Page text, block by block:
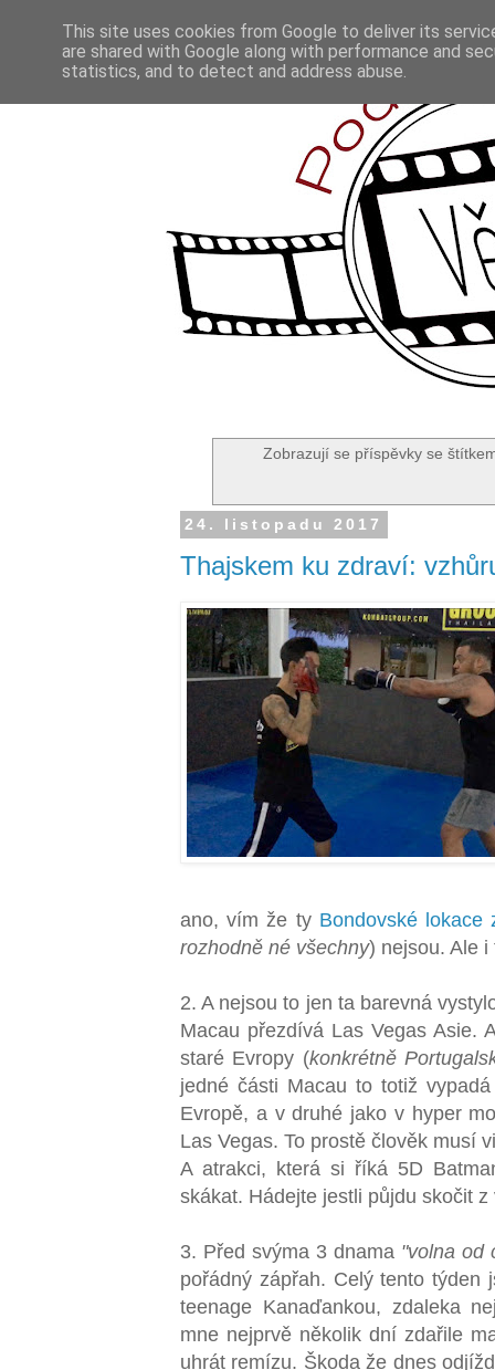
Zobrazují se příspěvky se
24. listopadu 2017
Thajskem ku zdraví:
ano, vím že ty Bondovské lokace
rozhodně né všechny) nejsou. Ale
2. A nejsou to jen ta barevná
Macau přezdívá Las Vegas Asie.
staré Evropy (konkrétně
jedné části Macau to totiž
Evropě, a v druhé jako v hyper
Las Vegas. To prostě člověk musí
A atrakci, která si říká 5D
skákat. Hádejte jestli půjdu skočit
3. Před svýma 3 dnama "volna od
pořádný zápřah. Celý tento týden
teenage Kanaďankou, zdaleka
mne nejprvě několik dní zdařile
uhrát remízu. Škoda že dnes
This site uses cookies from Google to deliver its
are shared with Google along with performance and
statistics, and to detect and address abuse.